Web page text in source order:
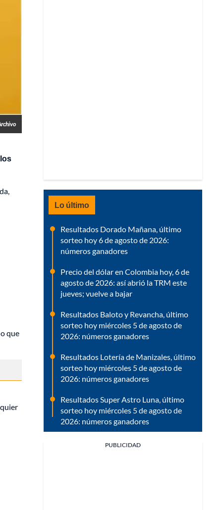
que
Lo último
Resultados Dorado Mañana, último
sorteo hoy 6 de agosto de 2026:
números ganadores
Precio del dólar en Colombia hoy, 6 de
agosto de 2026: así abrió la TRM este
jueves; vuelve a bajar
Resultados Baloto y Revancha, último
sorteo hoy miércoles 5 de agosto de
2026: números ganadores
Resultados Lotería de Manizales, último
sorteo hoy miércoles 5 de agosto de
2026: números ganadores
Resultados Super Astro Luna, último
sorteo hoy miércoles 5 de agosto de
2026: números ganadores
PUBLICIDAD